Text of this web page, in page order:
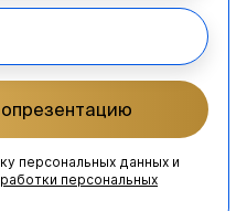
персональных данных и
персональных